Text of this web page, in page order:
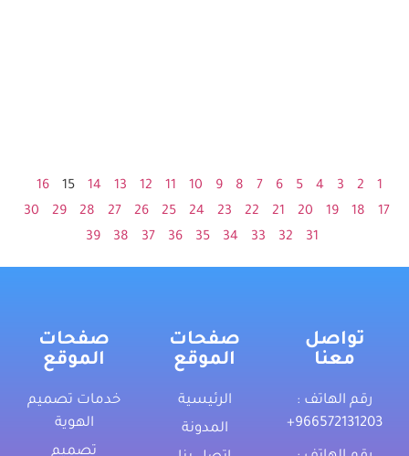
1
2
3
4
5
6
7
8
9
10
11
12
13
14
15
16
17
18
19
20
21
22
23
24
25
26
27
28
29
30
31
32
33
34
35
36
37
38
39
تواصل
معنا
رقم الهاتف :
‎+966572131203
صفحات
الموقع
الرئيسية
المدونة
صفحات
الموقع
خدمات تصميم
الهوية
تصميم